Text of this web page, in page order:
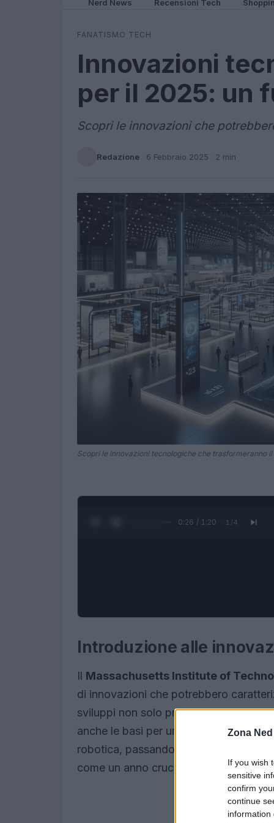
Zona Ned
If you wish
sensitive
confirm
continue
information
Nerd News Recensioni Tech
FANATISMO TECH
Innovazioni
per il 2025: un
Scopri le innovazioni che
Redazione · 6 Febbraio 2025 · 2 min
Scopri le innovazioni tecnologiche che trasformeranno il
0:27 / 1:20 1 /4
Introduzione alle
Il Massachusetts Institute of
di innovazioni che potrebbero
sviluppi non solo promettono di
anche le basi per un futuro più
robotica, passando per i trasporti e
come un anno cruciale per la